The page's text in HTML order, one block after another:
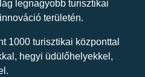
legnagyobb turisztikai
területén.
1000 turisztikai központtal
hegyi üdülőhelyekkel,